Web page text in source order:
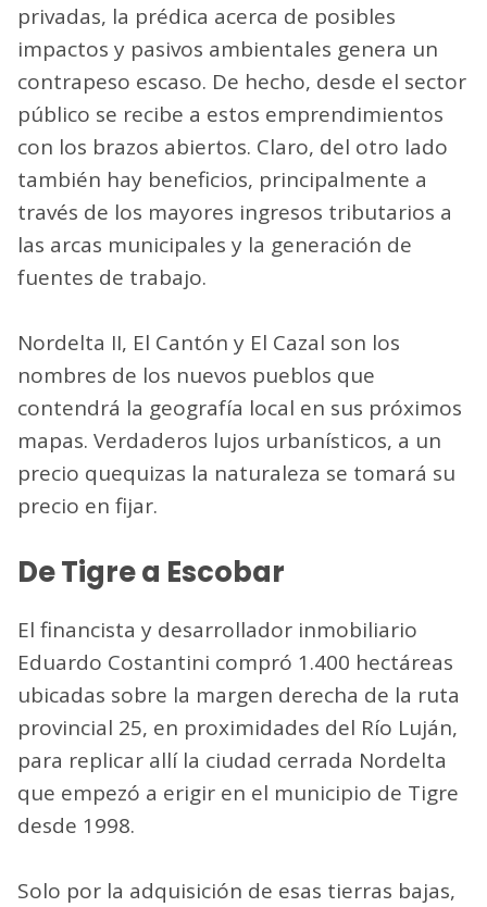
privadas, la prédica acerca de posibles
impactos y pasivos ambientales genera un
contrapeso escaso. De hecho, desde el sector
público se recibe a estos emprendimientos
con los brazos abiertos. Claro, del otro lado
también hay beneficios, principalmente a
través de los mayores ingresos tributarios a
las arcas municipales y la generación de
fuentes de trabajo.
Nordelta II, El Cantón y El Cazal son los
nombres de los nuevos pueblos que
contendrá la geografía local en sus próximos
mapas. Verdaderos lujos urbanísticos, a un
precio quequizas la naturaleza se tomará su
precio en fijar.
De Tigre a Escobar
El financista y desarrollador inmobiliario
Eduardo Costantini compró 1.400 hectáreas
ubicadas sobre la margen derecha de la ruta
provincial 25, en proximidades del Río Luján,
para replicar allí la ciudad cerrada Nordelta
que empezó a erigir en el municipio de Tigre
desde 1998.
Solo por la adquisición de esas tierras bajas,